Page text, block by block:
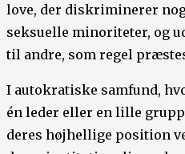
love, der diskriminerer
seksuelle minoriteter, og
til andre, som regel
I autokratiske samfund,
én leder eller en lille
deres højhellige position